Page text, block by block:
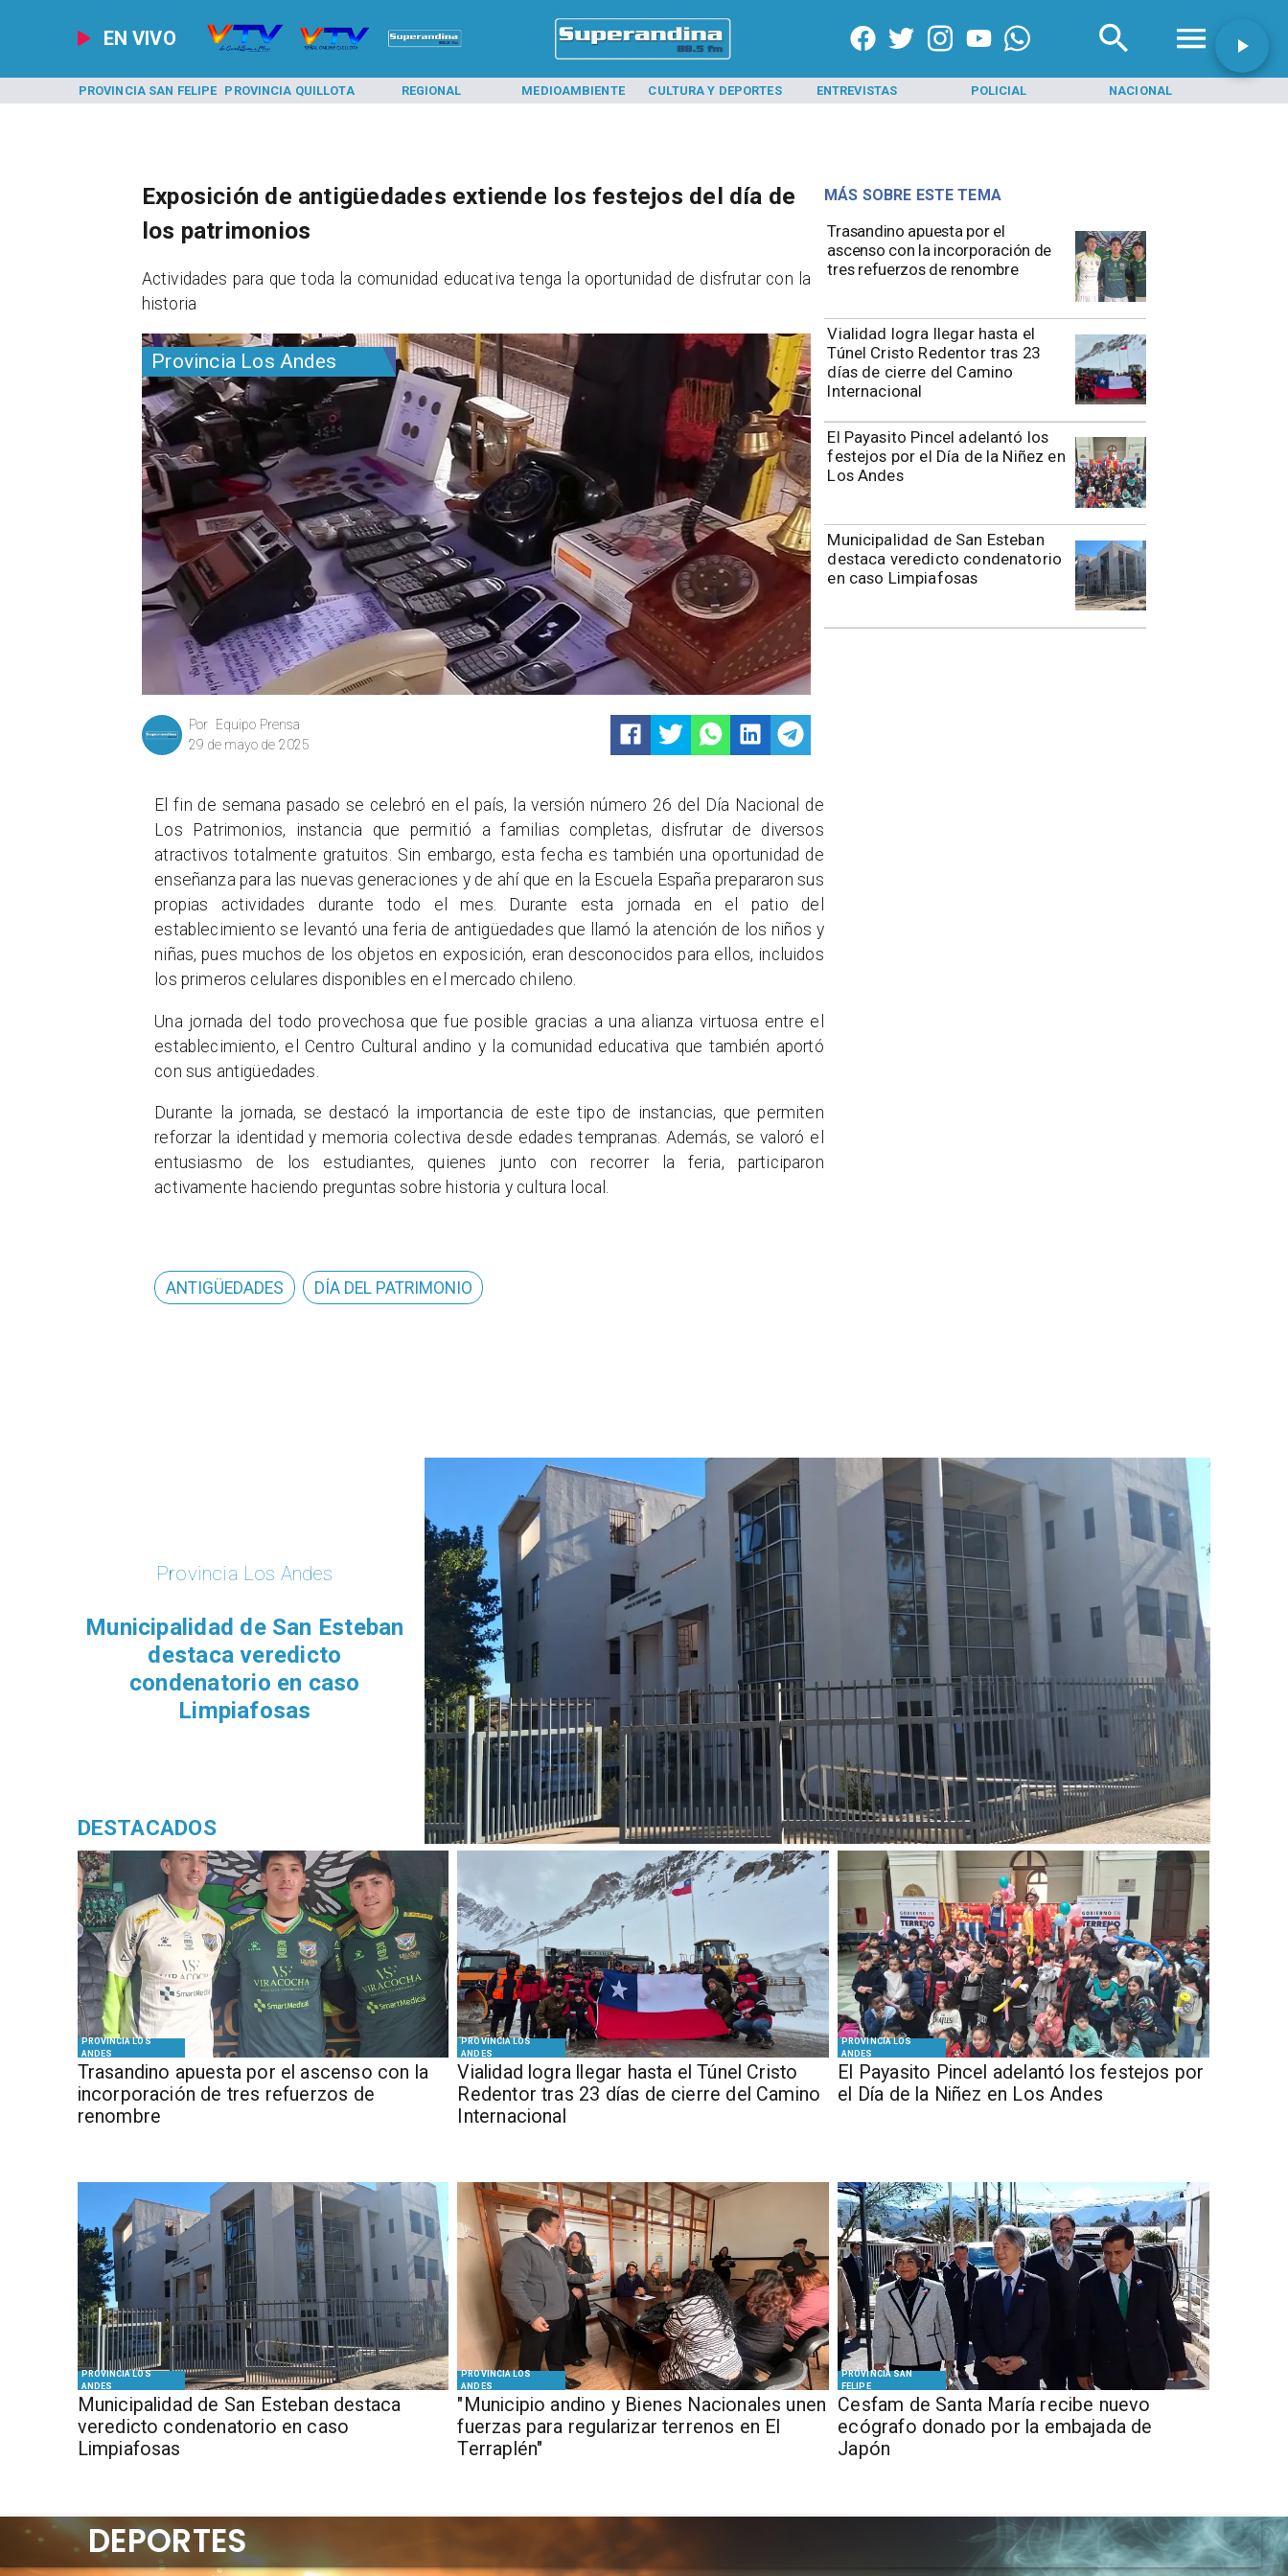
EN VIVO
PROVINCIA SAN FELIPE PROVINCIA QUILLOTA REGIONAL MEDIOAMBIENTE CULTURA Y DEPORTES ENTREVISTAS POLICIAL NACIONAL
Provincia Los Andes
Equipo Prensa
Por
29 de mayo de 2025
Trasandino apuesta por el
ascenso con la incorporación de
tres refuerzos de renombre
Vialidad logra llegar hasta el
Túnel Cristo Redentor tras 23
días de cierre del Camino
Internacional
El Payasito Pincel adelantó los
festejos por el Día de la Niñez en
Los Andes
Municipalidad de San Esteban
destaca veredicto condenatorio
en caso Limpiafosas
MÁS SOBRE ESTE TEMA
Exposición de antigüedades extiende los festejos del día de
los patrimonios
​Actividades para que toda la comunidad educativa tenga la oportunidad de disfrutar con la
historia
El fin de semana pasado se celebró en el país, la versión número 26 del Día Nacional de
Los Patrimonios, instancia que permitió a familias completas, disfrutar de diversos
atractivos totalmente gratuitos. Sin embargo, esta fecha es también una oportunidad de
enseñanza para las nuevas generaciones y de ahí que en la Escuela España prepararon sus
propias actividades durante todo el mes. Durante esta jornada en el patio del
establecimiento se levantó una feria de antigüedades que llamó la atención de los niños y
niñas, pues muchos de los objetos en exposición, eran desconocidos para ellos, incluidos
los primeros celulares disponibles en el mercado chileno.
Una jornada del todo provechosa que fue posible gracias a una alianza virtuosa entre el
establecimiento, el Centro Cultural andino y la comunidad educativa que también aportó
con sus antigüedades.
Durante la jornada, se destacó la importancia de este tipo de instancias, que permiten
reforzar la identidad y memoria colectiva desde edades tempranas. Además, se valoró el
entusiasmo de los estudiantes, quienes junto con recorrer la feria, participaron
activamente haciendo preguntas sobre historia y cultura local.
ANTIGÜEDADES DÍA DEL PATRIMONIO
PROVINCIA LOS
ANDES
Trasandino apuesta por el ascenso con la
incorporación de tres refuerzos de
renombre
PROVINCIA LOS
ANDES
Vialidad logra llegar hasta el Túnel Cristo
Redentor tras 23 días de cierre del Camino
Internacional
PROVINCIA LOS
ANDES
El Payasito Pincel adelantó los festejos por
el Día de la Niñez en Los Andes
PROVINCIA LOS
ANDES
Municipalidad de San Esteban destaca
veredicto condenatorio en caso
Limpiafosas
PROVINCIA LOS
ANDES
"Municipio andino y Bienes Nacionales unen
fuerzas para regularizar terrenos en El
Terraplén"
PROVINCIA SAN
FELIPE
Cesfam de Santa María recibe nuevo
ecógrafo donado por la embajada de
Japón
Provincia Los Andes
Trasandino apuesta por el
ascenso con la incorporación
de tres refuerzos de renombre
DESTACADOS
DEPORTES